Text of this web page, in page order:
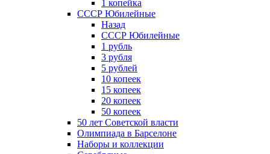
1 копейка
СССР Юбилейные
Назад
СССР Юбилейные
1 рубль
3 рубля
5 рублей
10 копеек
15 копеек
20 копеек
50 копеек
50 лет Советской власти
Олимпиада в Барселоне
Наборы и коллекции